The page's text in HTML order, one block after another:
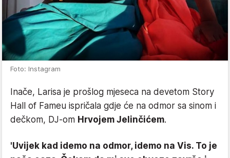
Foto: Instagram
Inače, Larisa je prošlog mjeseca na devetom Story
Hall of Fameu ispričala gdje će na odmor sa sinom i
dečkom, DJ-om Hrvojem Jelinčićem.
'Uvijek kad idemo na odmor, idemo na Vis. To je